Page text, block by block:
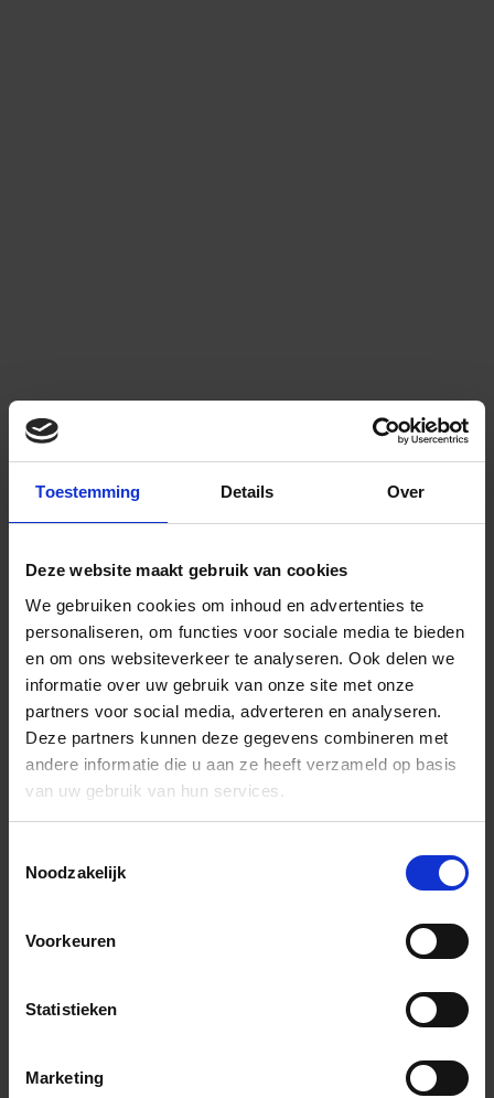
Toestemming Details Over
Deze website maakt gebruik van cookies
We gebruiken cookies om inhoud en advertenties te
personaliseren, om functies voor sociale media te bieden
en om ons websiteverkeer te analyseren. Ook delen we
informatie over uw gebruik van onze site met onze
partners voor social media, adverteren en analyseren.
Deze partners kunnen deze gegevens combineren met
andere informatie die u aan ze heeft verzameld op basis
van uw gebruik van hun services.
Noodzakelijk
Voorkeuren
Statistieken
Marketing